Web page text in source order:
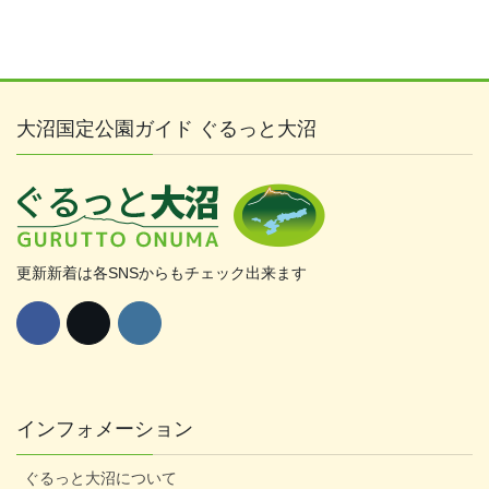
大沼国定公園ガイド ぐるっと大沼
更新新着は各SNSからもチェック出来ます
インフォメーション
ぐるっと大沼について